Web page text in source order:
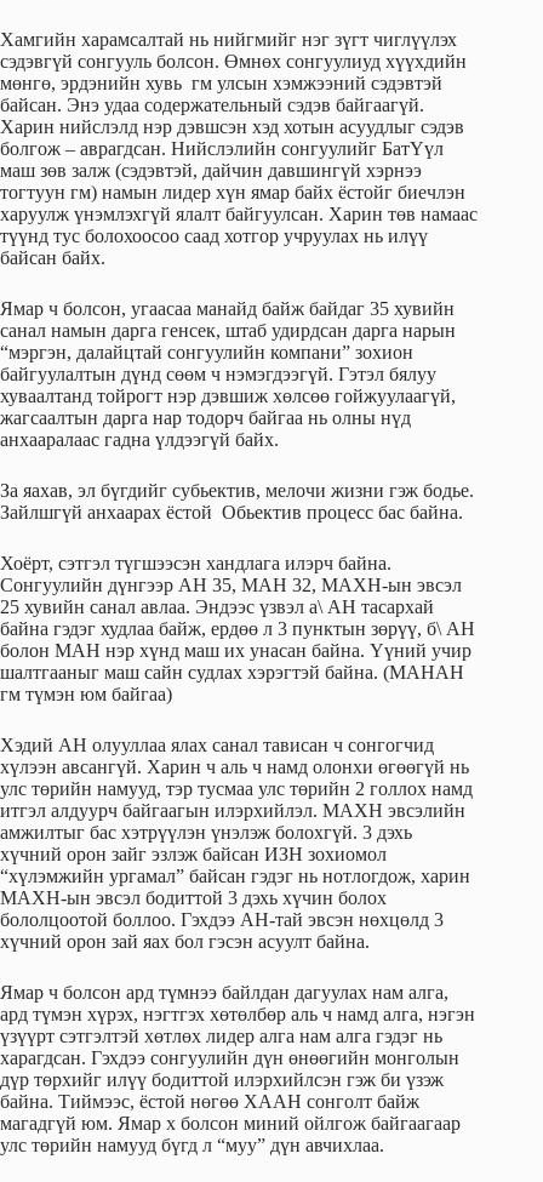
Хамгийн харамсалтай нь нийгмийг нэг зүгт чиглүүлэх
сэдэвгүй сонгууль болсон. Өмнөх сонгуулиуд хүүхдийн
мөнгө, эрдэнийн хувь гм улсын хэмжээний сэдэвтэй
байсан. Энэ удаа содержательный сэдэв байгаагүй.
Харин нийслэлд нэр дэвшсэн хэд хотын асуудлыг сэдэв
болгож – аврагдсан. Нийслэлийн сонгуулийг БатҮүл
маш зөв залж (сэдэвтэй, дайчин давшингүй хэрнээ
тогтуун гм) намын лидер хүн ямар байх ёстойг биечлэн
харуулж үнэмлэхгүй ялалт байгуулсан. Харин төв намаас
түүнд тус болохоосоо саад хотгор учруулах нь илүү
байсан байх.
Ямар ч болсон, угаасаа манайд байж байдаг 35 хувийн
санал намын дарга генсек, штаб удирдсан дарга нарын
“мэргэн, далайцтай сонгуулийн компани” зохион
байгуулалтын дүнд сөөм ч нэмэгдээгүй. Гэтэл бялуу
хуваалтанд тойрогт нэр дэвшиж хөлсөө гойжуулаагүй,
жагсаалтын дарга нар тодорч байгаа нь олны нүд
анхааралаас гадна үлдээгүй байх.
За яахав, эл бүгдийг субьектив, мелочи жизни гэж бодье.
Зайлшгүй анхаарах ёстой Обьектив процесс бас байна.
Хоёрт, сэтгэл түгшээсэн хандлага илэрч байна.
Сонгуулийн дүнгээр АН 35, МАН 32, МАХН-ын эвсэл
25 хувийн санал авлаа. Эндээс үзвэл а\ АН тасархай
байна гэдэг худлаа байж, ердөө л 3 пунктын зөрүү, б\ АН
болон МАН нэр хүнд маш их унасан байна. Үүний учир
шалтгааныг маш сайн судлах хэрэгтэй байна. (МАНАН
гм түмэн юм байгаа)
Хэдий АН олууллаа ялах санал тависан ч сонгогчид
хүлээн авсангүй. Харин ч аль ч намд олонхи өгөөгүй нь
улс төрийн намууд, тэр тусмаа улс төрийн 2 голлох намд
итгэл алдуурч байгаагын илэрхийлэл. МАХН эвсэлийн
амжилтыг бас хэтрүүлэн үнэлэж болохгүй. 3 дэхь
хүчний орон зайг эзлэж байсан ИЗН зохиомол
“хүлэмжийн ургамал” байсан гэдэг нь нотлогдож, харин
МАХН-ын эвсэл бодиттой 3 дэхь хүчин болох
бололцоотой боллоо. Гэхдээ АН-тай эвсэн нөхцөлд 3
хүчний орон зай яах бол гэсэн асуулт байна.
Ямар ч болсон ард түмнээ байлдан дагуулах нам алга,
ард түмэн хүрэх, нэгтгэх хөтөлбөр аль ч намд алга, нэгэн
үзүүрт сэтгэлтэй хөтлөх лидер алга нам алга гэдэг нь
харагдсан. Гэхдээ сонгуулийн дүн өнөөгийн монголын
дүр төрхийг илүү бодиттой илэрхийлсэн гэж би үзэж
байна. Тиймээс, ёстой нөгөө ХААН сонголт байж
магадгүй юм. Ямар x болсон миний ойлгож байгаагаар
улс төрийн намууд бүгд л “муу” дүн авчихлаа.